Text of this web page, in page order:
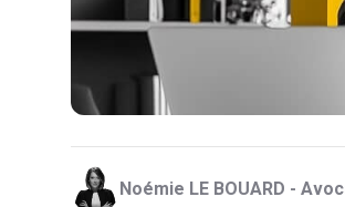
Noémie LE BOUARD -